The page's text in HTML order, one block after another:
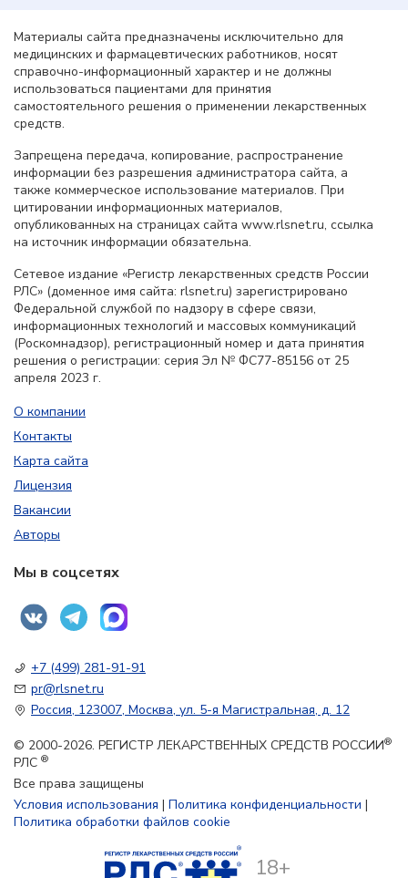
Материалы сайта предназначены исключительно для
медицинских и фармацевтических работников, носят
справочно-информационный характер и не должны
использоваться пациентами для принятия
самостоятельного решения о применении лекарственных
средств.
Запрещена передача, копирование, распространение
информации без разрешения администратора сайта, а
также коммерческое использование материалов. При
цитировании информационных материалов,
опубликованных на страницах сайта www.rlsnet.ru, ссылка
на источник информации обязательна.
Сетевое издание «Регистр лекарственных средств России
РЛС» (доменное имя сайта: rlsnet.ru) зарегистрировано
Федеральной службой по надзору в сфере связи,
информационных технологий и массовых коммуникаций
(Роскомнадзор), регистрационный номер и дата принятия
решения о регистрации: серия Эл № ФС77-85156 от 25
апреля 2023 г.
О компании
Контакты
Карта сайта
Лицензия
Вакансии
Авторы
Мы в соцсетях
+7 (499) 281-91-91
pr@rlsnet.ru
Россия, 123007, Москва, ул. 5-я Магистральная, д. 12
© 2000-2026. РЕГИСТР ЛЕКАРСТВЕННЫХ СРЕДСТВ РОССИИ®
РЛС ®
Все права защищены
Условия использования | Политика конфиденциальности |
Политика обработки файлов cookie
18+